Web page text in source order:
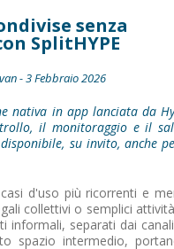
senza
SplitHYPE
- 3 Febbraio 2026
nativa in app lanciata da
il monitoraggio e il
su invito, anche
d'uso più ricorrenti e
collettivi o semplici
informali, separati dai
spazio intermedio,